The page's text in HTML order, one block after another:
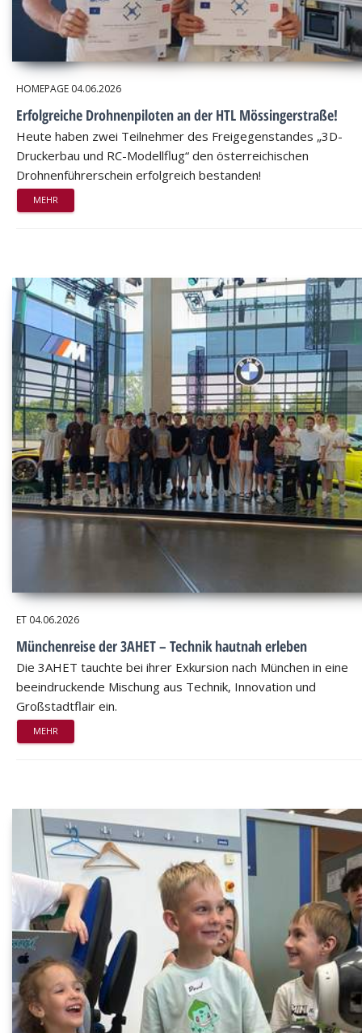
HOMEPAGE 04.06.2026
Erfolgreiche Drohnenpiloten an der HTL Mössingerstraße!
Heute haben zwei Teilnehmer des Freigegenstandes „3D-
Druckerbau und RC-Modellflug“ den österreichischen
Drohnenführerschein erfolgreich bestanden!
MEHR
ET 04.06.2026
Münchenreise der 3AHET – Technik hautnah erleben
Die 3AHET tauchte bei ihrer Exkursion nach München in eine
beeindruckende Mischung aus Technik, Innovation und
Großstadtflair ein.
MEHR